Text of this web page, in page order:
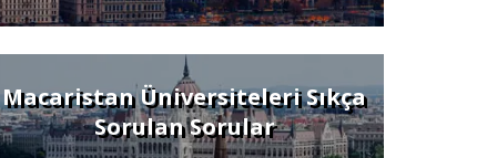
Macaristan Üniversiteleri Sıkça
Sorulan Sorular